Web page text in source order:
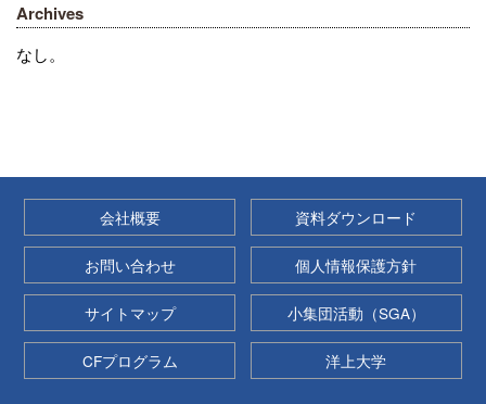
Archives
なし。
会社概要 資料ダウンロード
お問い合わせ 個人情報保護方針
サイトマップ 小集団活動（SGA）
CFプログラム 洋上大学